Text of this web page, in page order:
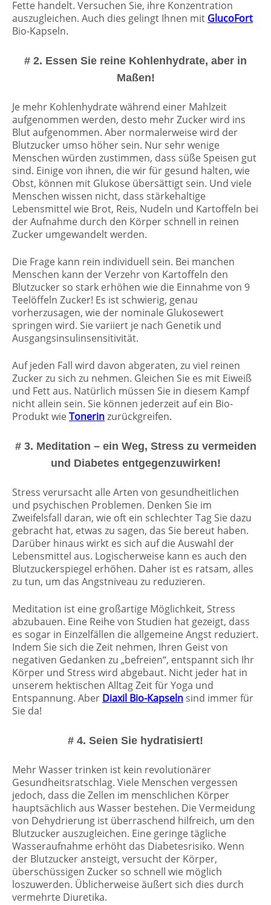
Fette handelt. Versuchen Sie, ihre Konzentration
auszugleichen. Auch dies gelingt Ihnen mit GlucoFort
Bio-Kapseln.
# 2. Essen Sie reine Kohlenhydrate, aber in
Maßen!
Je mehr Kohlenhydrate während einer Mahlzeit
aufgenommen werden, desto mehr Zucker wird ins
Blut aufgenommen. Aber normalerweise wird der
Blutzucker umso höher sein. Nur sehr wenige
Menschen würden zustimmen, dass süße Speisen gut
sind. Einige von ihnen, die wir für gesund halten, wie
Obst, können mit Glukose übersättigt sein. Und viele
Menschen wissen nicht, dass stärkehaltige
Lebensmittel wie Brot, Reis, Nudeln und Kartoffeln bei
der Aufnahme durch den Körper schnell in reinen
Zucker umgewandelt werden.
Die Frage kann rein individuell sein. Bei manchen
Menschen kann der Verzehr von Kartoffeln den
Blutzucker so stark erhöhen wie die Einnahme von 9
Teelöffeln Zucker! Es ist schwierig, genau
vorherzusagen, wie der nominale Glukosewert
springen wird. Sie variiert je nach Genetik und
Ausgangsinsulinsensitivität.
Auf jeden Fall wird davon abgeraten, zu viel reinen
Zucker zu sich zu nehmen. Gleichen Sie es mit Eiweiß
und Fett aus. Natürlich müssen Sie in diesem Kampf
nicht allein sein. Sie können jederzeit auf ein Bio-
Produkt wieTonerinzurückgreifen.
# 3. Meditation – ein Weg, Stress zu vermeiden
und Diabetes entgegenzuwirken!
Stress verursacht alle Arten von gesundheitlichen
und psychischen Problemen. Denken Sie im
Zweifelsfall daran, wie oft ein schlechter Tag Sie dazu
gebracht hat, etwas zu sagen, das Sie bereut haben.
Darüber hinaus wirkt es sich auf die Auswahl der
Lebensmittel aus. Logischerweise kann es auch den
Blutzuckerspiegel erhöhen. Daher ist es ratsam, alles
zu tun, um das Angstniveau zu reduzieren.
Meditation ist eine großartige Möglichkeit, Stress
abzubauen. Eine Reihe von Studien hat gezeigt, dass
es sogar in Einzelfällen die allgemeine Angst reduziert.
Indem Sie sich die Zeit nehmen, Ihren Geist von
negativen Gedanken zu „befreien“, entspannt sich Ihr
Körper und Stress wird abgebaut. Nicht jeder hat in
unserem hektischen Alltag Zeit für Yoga und
Entspannung. Aber Diaxil Bio-Kapseln sind immer für
Sie da!
# 4. Seien Sie hydratisiert!
Mehr Wasser trinken ist kein revolutionärer
Gesundheitsratschlag. Viele Menschen vergessen
jedoch, dass die Zellen im menschlichen Körper
hauptsächlich aus Wasser bestehen. Die Vermeidung
von Dehydrierung ist überraschend hilfreich, um den
Blutzucker auszugleichen. Eine geringe tägliche
Wasseraufnahme erhöht das Diabetesrisiko. Wenn
der Blutzucker ansteigt, versucht der Körper,
überschüssigen Zucker so schnell wie möglich
loszuwerden. Üblicherweise äußert sich dies durch
vermehrte Diuretika.